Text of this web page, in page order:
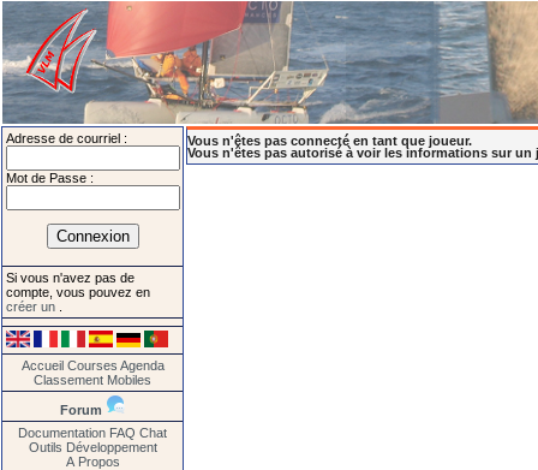
Adresse de courriel :
Mot de Passe :
Si vous n'avez pas de
compte, vous pouvez en
créer un
Accueil Courses Agenda
Classement Mobiles
Forum
Documentation FAQ Chat
Outils Développement
A Propos
Vous n'êtes pas connecté en tant que joueur.
Vous n'êtes pas autorisé à voir les informations sur un